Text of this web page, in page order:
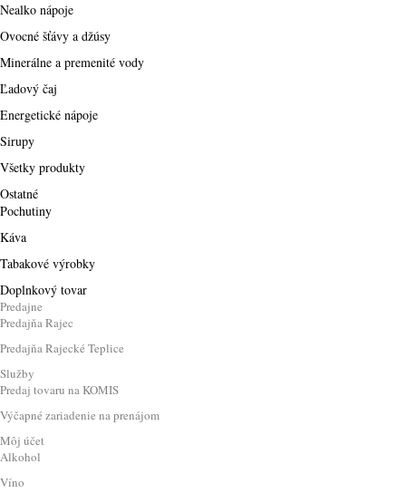
Nealko nápoje
Ovocné šťávy a džúsy
Minerálne a premenité vody
Ľadový čaj
Energetické nápoje
Sirupy
Všetky produkty
Ostatné
Pochutiny
Káva
Tabakové výrobky
Doplnkový tovar
Predajne
Predajňa Rajec
Predajňa Rajecké Teplice
Služby
Predaj tovaru na KOMIS
Výčapné zariadenie na prenájom
Môj účet
Alkohol
Víno